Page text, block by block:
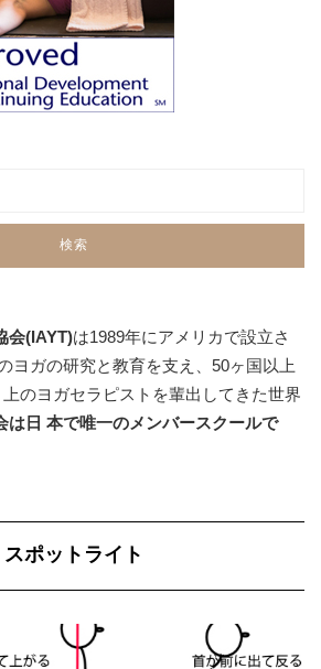
会(IAYT)は1989年にアメリカで設立さ
ヨガの研究と教育を支え、50ヶ国以上
のヨガセラピストを輩出してきた世界
は日 本で唯一のメンバースクールで
スポットライト